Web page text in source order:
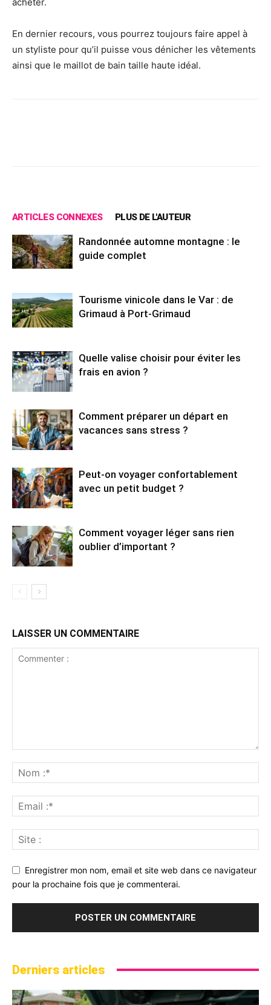
En dernier recours, vous pourrez toujours faire appel à
un styliste pour qu’il puisse vous dénicher les vêtements
ainsi que le maillot de bain taille haute idéal.
ARTICLES CONNEXES PLUS DE L'AUTEUR
Randonnée automne montagne : le
guide complet
Tourisme vinicole dans le Var : de
Grimaud à Port-Grimaud
Quelle valise choisir pour éviter les
frais en avion ?
Comment préparer un départ en
vacances sans stress ?
Peut-on voyager confortablement
avec un petit budget ?
Comment voyager léger sans rien
oublier d’important ?
LAISSER UN COMMENTAIRE
Enregistrer mon nom, email et site web dans ce navigateur
pour la prochaine fois que je commenterai.
Derniers articles